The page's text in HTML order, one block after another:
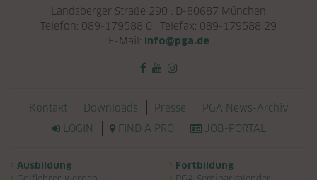
Landsberger Straße 290 . D-80687 München
Telefon: 089-179588 0 . Telefax: 089-179588 29
E-Mail: info@pga.de
Navigation überspringen
Kontakt Downloads Presse
PGA News-Archiv
LOGIN
FIND A PRO JOB-PORTAL
Navigation überspringen
Ausbildung
Fortbildung